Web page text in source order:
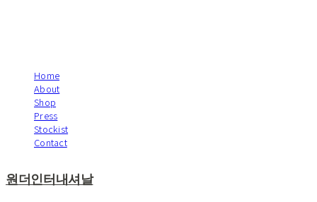
Home
About
Shop
Press
Stockist
Contact
원더인터내셔날